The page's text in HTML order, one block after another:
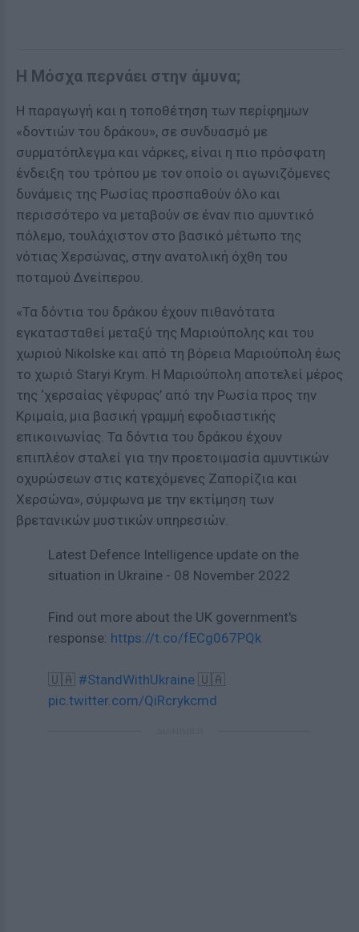
Η Μόσχα περνάει στην άμυνα;
Η παραγωγή και η τοποθέτηση των περίφημων
«δοντιών του δράκου», σε συνδυασμό με
συρματόπλεγμα και νάρκες, είναι η πιο πρόσφατη
ένδειξη του τρόπου με τον οποίο οι αγωνιζόμενες
δυνάμεις της Ρωσίας προσπαθούν όλο και
περισσότερο να μεταβούν σε έναν πιο αμυντικό
πόλεμο, τουλάχιστον στο βασικό μέτωπο της
νότιας Χερσώνας, στην ανατολική όχθη του
ποταμού Δνείπερου.
«Τα δόντια του δράκου έχουν πιθανότατα
εγκατασταθεί μεταξύ της Μαριούπολης και του
χωριού Nikolske και από τη βόρεια Μαριούπολη έως
το χωριό Staryi Krym. Η Μαριούπολη αποτελεί μέρος
της ‘χερσαίας γέφυρας’ από την Ρωσία προς την
Κριμαία, μια βασική γραμμή εφοδιαστικής
επικοινωνίας. Τα δόντια του δράκου έχουν
επιπλέον σταλεί για την προετοιμασία αμυντικών
οχυρώσεων στις κατεχόμενες Ζαπορίζια και
Χερσώνα», σύμφωνα με την εκτίμηση των
βρετανικών μυστικών υπηρεσιών.
Latest Defence Intelligence update on the
situation in Ukraine - 08 November 2022
Find out more about the UK government's
response: https://t.co/fECg067PQk
🇺🇦 #StandWithUkraine 🇺🇦
pic.twitter.com/QiRcrykcmd